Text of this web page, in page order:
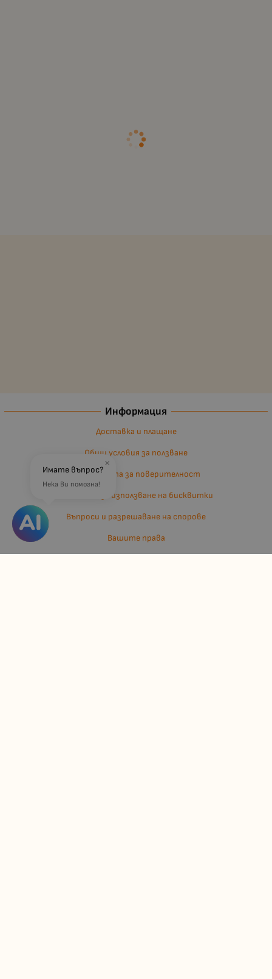
Информация
Доставка и плащане
Общи условия за ползване
Политиката за поверителност
Политика за използване на бисквитки
Въпроси и разрешаване на спорове
Вашите права
×
Имате въпрос?
Нека Ви помогна!